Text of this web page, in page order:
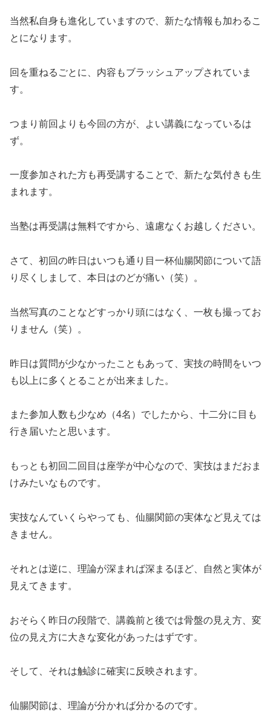
当然私自身も進化していますので、新たな情報も加わるこ
とになります。
回を重ねるごとに、内容もブラッシュアップされていま
す。
つまり前回よりも今回の方が、よい講義になっているは
ず。
一度参加された方も再受講することで、新たな気付きも生
まれます。
当塾は再受講は無料ですから、遠慮なくお越しください。
さて、初回の昨日はいつも通り目一杯仙腸関節について語
り尽くしまして、本日はのどが痛い（笑）。
当然写真のことなどすっかり頭にはなく、一枚も撮ってお
りません（笑）。
昨日は質問が少なかったこともあって、実技の時間をいつ
も以上に多くとることが出来ました。
また参加人数も少なめ（4名）でしたから、十二分に目も
行き届いたと思います。
もっとも初回二回目は座学が中心なので、実技はまだおま
けみたいなものです。
実技なんていくらやっても、仙腸関節の実体など見えては
きません。
それとは逆に、理論が深まれば深まるほど、自然と実体が
見えてきます。
おそらく昨日の段階で、講義前と後では骨盤の見え方、変
位の見え方に大きな変化があったはずです。
そして、それは触診に確実に反映されます。
仙腸関節は、理論が分かれば分かるのです。